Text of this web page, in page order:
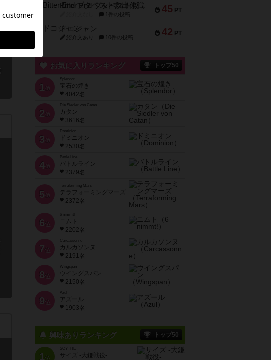
45 PT
Bitter End ブタペスト救出作戦
1件の投稿
42 PT
ドコジャン
紹介文あり 10件の投稿
お気に入りランキング トップ50
1 位
宝石の煌き
4042名
2 位
Die Siedler von Catan
カタン
3616名
3 位
ドミニオン
2530名
4位
Battle Line
バトルライン
2379名
5 位
Terraforming Mars
テラフォーミングマーズ
2372名
6 位
ニムト
2202名
7 位
Carcassonne
カルカソンヌ
2191名
8 位
Wingspan
ウイングスパン
2150名
9 位
Azul
アズール
1903名
興味ありランキング トップ50
1位
SCYTHE
サイズ -大鎌戦役-